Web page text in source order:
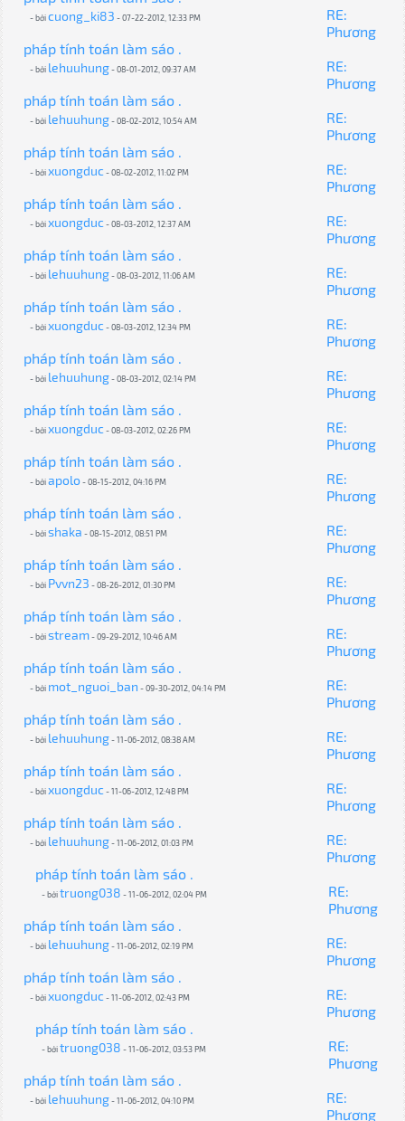
- bởicuong_ki83 - 07-22-2012, 12:33 PM
RE:
Phương
pháp tính toán làm sáo .
- bởi lehuuhung- 08-01-2012, 09:37 AM
RE:
Phương
pháp tính toán làm sáo .
- bởi lehuuhung- 08-02-2012, 10:54 AM
RE:
Phương
pháp tính toán làm sáo .
- bởixuongduc- 08-02-2012, 11:02 PM
RE:
Phương
pháp tính toán làm sáo .
- bởixuongduc- 08-03-2012, 12:37 AM
RE:
Phương
pháp tính toán làm sáo .
- bởi lehuuhung- 08-03-2012, 11:06 AM
RE:
Phương
pháp tính toán làm sáo .
- bởixuongduc- 08-03-2012, 12:34 PM
RE:
Phương
pháp tính toán làm sáo .
- bởi lehuuhung- 08-03-2012, 02:14 PM
RE:
Phương
pháp tính toán làm sáo .
- bởixuongduc- 08-03-2012, 02:26 PM
RE:
Phương
pháp tính toán làm sáo .
- bởiapolo- 08-15-2012, 04:16 PM
RE:
Phương
pháp tính toán làm sáo .
- bởishaka - 08-15-2012, 08:51 PM
RE:
Phương
pháp tính toán làm sáo .
- bởi Pvvn23 - 08-26-2012, 01:30 PM
RE:
Phương
pháp tính toán làm sáo .
- bởistream- 09-29-2012, 10:46 AM
RE:
Phương
pháp tính toán làm sáo .
- bởi mot_nguoi_ban - 09-30-2012, 04:14 PM
RE:
Phương
pháp tính toán làm sáo .
- bởi lehuuhung- 11-06-2012, 08:38 AM
RE:
Phương
pháp tính toán làm sáo .
- bởixuongduc- 11-06-2012, 12:48 PM
RE:
Phương
pháp tính toán làm sáo .
- bởi lehuuhung- 11-06-2012, 01:03 PM
RE:
Phương
pháp tính toán làm sáo .
- bởitruong038 - 11-06-2012, 02:04 PM
RE:
Phương
pháp tính toán làm sáo .
- bởi lehuuhung- 11-06-2012, 02:19 PM
RE:
Phương
pháp tính toán làm sáo .
- bởixuongduc- 11-06-2012, 02:43 PM
RE:
Phương
pháp tính toán làm sáo .
- bởitruong038 - 11-06-2012, 03:53 PM
RE:
Phương
pháp tính toán làm sáo .
- bởi lehuuhung- 11-06-2012, 04:10 PM
RE:
Phương